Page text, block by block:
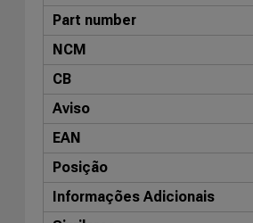
Part number
NCM
CB
Aviso
EAN
Posição
Informações Adicionais